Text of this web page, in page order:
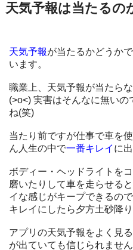
天気予報は当たるの
天気予報が当たるかどうか
います。
職業上、天気予報が当たら
(>o<) 実害はそんなに無いの
ね(笑)
当たり前ですが仕事で車を
ん人生の中で一番キレイ に
ボディー・ヘッドライトを
磨いたりして車を走らせる
イな感じがキープできるの
キレイにしたら夕方土砂降
アプリの天気予報をよく見
が出ていても信じられませ